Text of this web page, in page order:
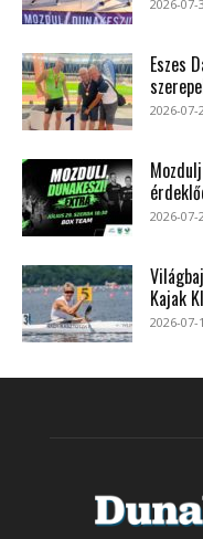
2026-07-
Eszes
2026-07-
2026-07-
Kajak
2026-07-